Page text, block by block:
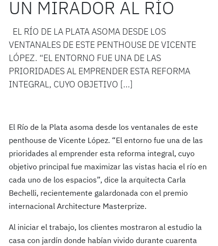
UN MIRADOR AL RÍO
EL RÍO DE LA PLATA ASOMA DESDE LOS
VENTANALES DE ESTE PENTHOUSE DE VICENTE
LÓPEZ. “EL ENTORNO FUE UNA DE LAS
PRIORIDADES AL EMPRENDER ESTA REFORMA
INTEGRAL, CUYO OBJETIVO […]
El Río de la Plata asoma desde los ventanales de este
penthouse de Vicente López. “El entorno fue una de las
prioridades al emprender esta reforma integral, cuyo
objetivo principal fue maximizar las vistas hacia el río en
cada uno de los espacios”, dice la arquitecta Carla
Bechelli, recientemente galardonada con el premio
internacional Architecture Masterprize.
Al iniciar el trabajo, los clientes mostraron al estudio la
casa con jardín donde habían vivido durante cuarenta